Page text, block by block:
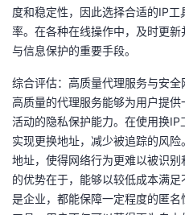
度和稳定性，因此选择合适的IP
率。在各种在线操作中，及时更
与信息保护的重要手段。
综合评估：高质量代理服务与安全
高质量的代理服务能够为用户提
活动的隐私保护能力。在使用换
实现更换地址，减少被追踪的风
地址，使得网络行为更难以被识
的优势在于，能够以较低成本满
是企业，都能保障一定程度的匿